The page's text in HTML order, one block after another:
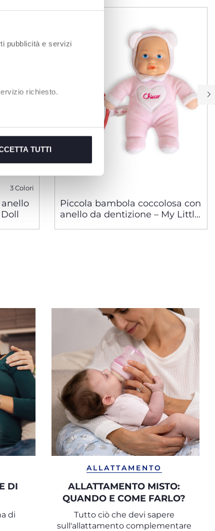
pubblicità e servizi
richiesto.
TUTTI
3 Colori
Piccola bambola coccolosa con
anello da dentizione – My Little
DI
di
ALLATTAMENTO
ALLATTAMENTO MISTO:
QUANDO E COME FARLO?
Tutto ciò che devi sapere
sull'allattamento complementare